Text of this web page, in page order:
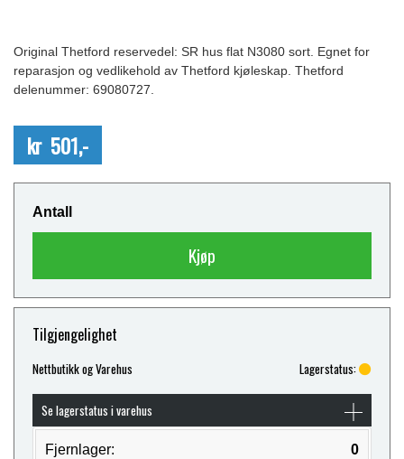
Original Thetford reservedel: SR hus flat N3080 sort. Egnet for
reparasjon og vedlikehold av Thetford kjøleskap. Thetford
delenummer: 69080727.
kr 501,-
Antall
Kjøp
Tilgjengelighet
Nettbutikk og Varehus Lagerstatus:
Se lagerstatus i varehus
Fjernlager: 0